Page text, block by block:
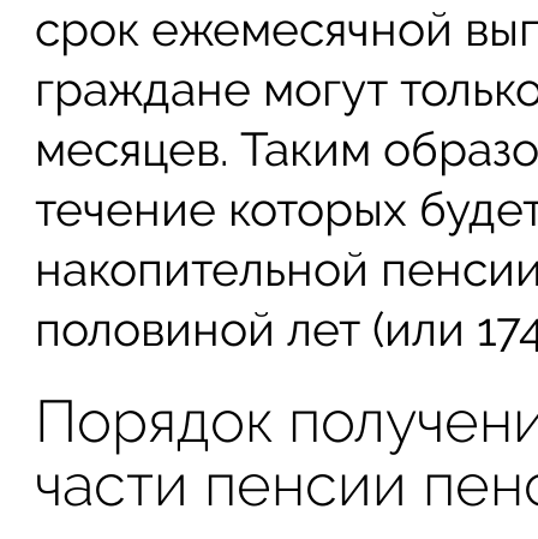
срок ежемесячной
граждане могут
месяцев. Таким
течение которых
накопительной
половиной лет (или
Порядок
части пенсии